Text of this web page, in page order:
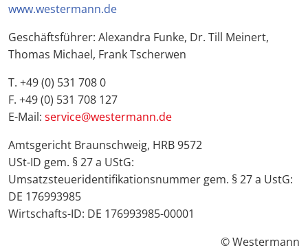
www.westermann.de
Geschäftsführer: Alexandra Funke, Dr. Till Meinert,
Thomas Michael, Frank Tscherwen
T. +49 (0) 531 708 0
F. +49 (0) 531 708 127
E-Mail: service@westermann.de
Amtsgericht Braunschweig, HRB 9572
USt-ID gem. § 27 a UStG:
Umsatzsteueridentifikationsnummer gem. § 27 a UstG:
DE 176993985
Wirtschafts-ID: DE 176993985-00001
© Westermann